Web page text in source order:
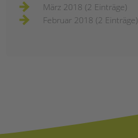
März 2018 (2 Einträge)
Februar 2018 (2 Einträge)